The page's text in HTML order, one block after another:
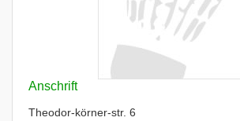
Anschrift
Theodor-körner-str. 6